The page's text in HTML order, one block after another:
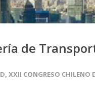
de
, XXII CONGRESO CHILENO